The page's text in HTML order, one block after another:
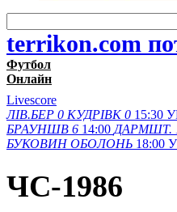
terrikon.com
Футбол
Онлайн
Livescore
ЛІВ.БЕР 0 КУДРІВК 0 15:30
БРАУНШВ 6 14:00 ДАРМШТ.
БУКОВИН ОБОЛОНЬ 18:00
ЧС-1986